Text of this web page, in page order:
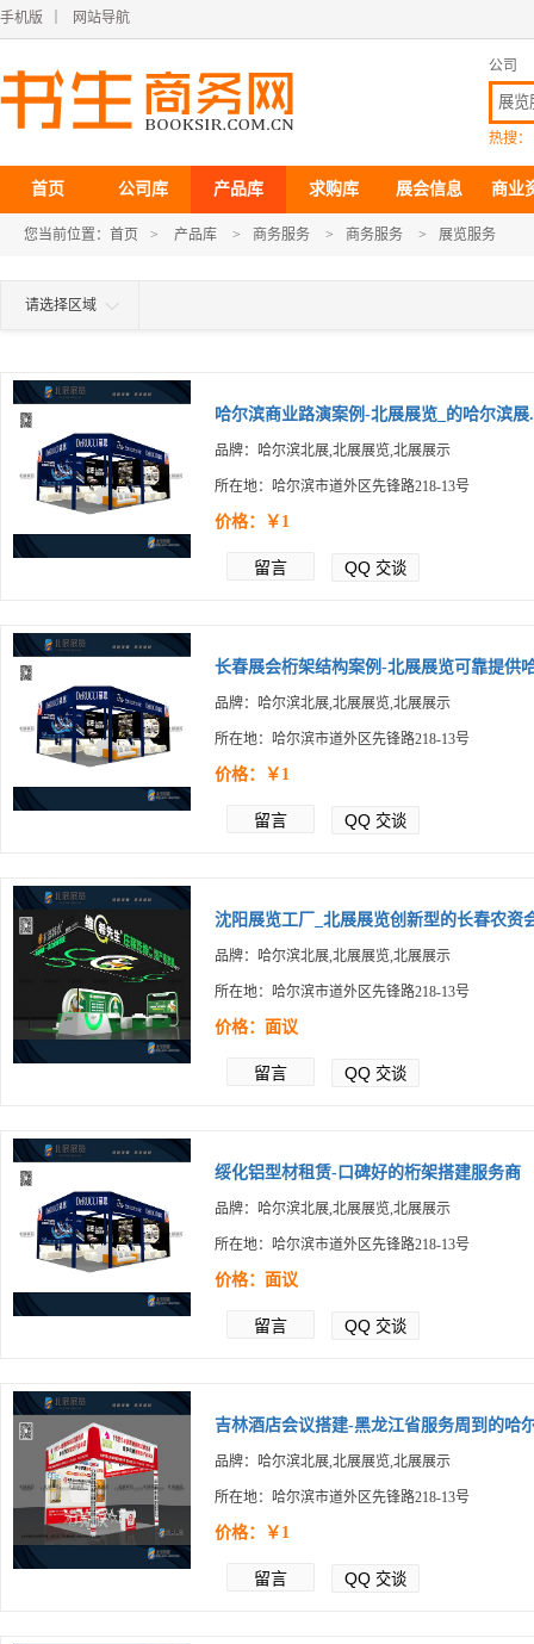
手机版 网站导航
公司
热搜：
首页 公司库 产品库 求购库 展会信息 商业
您当前位置： 首页 > 产品库 > 商务服务 > 商务服务 > 展览服务
请选择区域
哈尔滨商业路演案例-北展展览_的哈尔滨展
品牌：哈尔滨北展,北展展览,北展展示
所在地：哈尔滨市道外区先锋路218-13号
价格：￥1
留言 QQ 交谈
长春展会桁架结构案例-北展展览可靠提供
品牌：哈尔滨北展,北展展览,北展展示
所在地：哈尔滨市道外区先锋路218-13号
价格：￥1
留言 QQ 交谈
沈阳展览工厂_北展展览创新型的长春农资
品牌：哈尔滨北展,北展展览,北展展示
所在地：哈尔滨市道外区先锋路218-13号
价格：面议
留言 QQ 交谈
绥化铝型材租赁-口碑好的桁架搭建服务商
品牌：哈尔滨北展,北展展览,北展展示
所在地：哈尔滨市道外区先锋路218-13号
价格：面议
留言 QQ 交谈
吉林酒店会议搭建-黑龙江省服务周到的哈
品牌：哈尔滨北展,北展展览,北展展示
所在地：哈尔滨市道外区先锋路218-13号
价格：￥1
留言 QQ 交谈